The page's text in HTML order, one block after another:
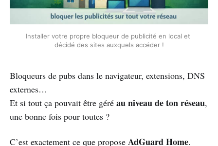
Installer votre propre bloqueur de publicité en local et
décidé des sites auxquels accéder !
Bloqueurs de pubs dans le navigateur, extensions, DNS
externes…
Et si tout ça pouvait être géré au niveau de ton réseau,
une bonne fois pour toutes ?
C’est exactement ce que propose AdGuard Home.